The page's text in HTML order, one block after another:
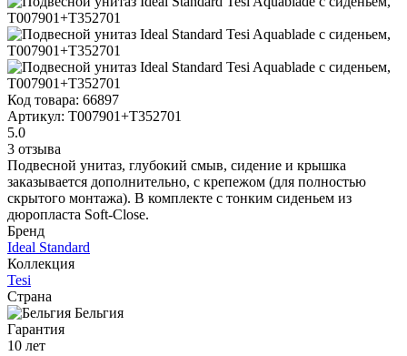
Код товара: 66897
Артикул: T007901+T352701
5.0
3 отзыва
Подвесной унитаз, глубокий смыв, сидение и крышка
заказывается дополнительно, с крепежом (для полностью
скрытого монтажа). В комплекте с тонким сиденьем из
дюропласта Soft-Close.
Бренд
Ideal Standard
Коллекция
Tesi
Страна
Бельгия
Гарантия
10 лет